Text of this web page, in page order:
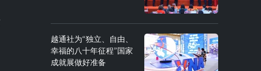
越通社为“独立、自由、
幸福的八十年征程”国家
成就展做好准备